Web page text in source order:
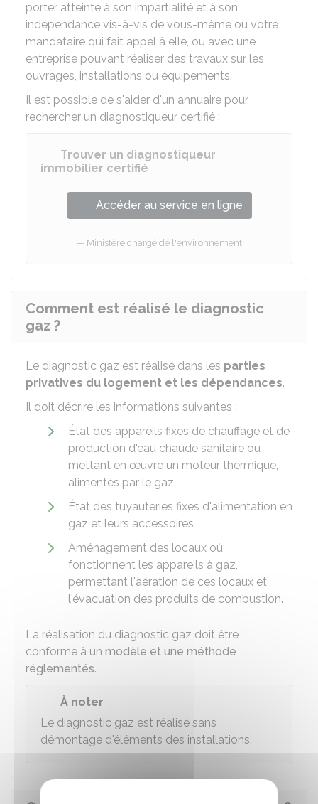
porter atteinte à son impartialité et à son
indépendance vis-à-vis de vous-même ou votre
mandataire qui fait appel à elle, ou avec une
entreprise pouvant réaliser des travaux sur les
ouvrages, installations ou équipements.
Il est possible de s'aider d'un annuaire pour
rechercher un diagnostiqueur certifié :
Trouver un diagnostiqueur
immobilier certifié
Accéder au service en ligne
Ministère chargé de l'environnement
Comment est réalisé le diagnostic
gaz ?
Le diagnostic gaz est réalisé dans les parties
privatives du logement et les dépendances.
Il doit décrire les informations suivantes :
État des appareils fixes de chauffage et de
production d'eau chaude sanitaire ou
mettant en œuvre un moteur thermique,
alimentés par le gaz
État des tuyauteries fixes d'alimentation en
gaz et leurs accessoires
Aménagement des locaux où
fonctionnent les appareils à gaz,
permettant l'aération de ces locaux et
l'évacuation des produits de combustion.
La réalisation du diagnostic gaz doit être
conforme à un modèle et une méthode
réglementés.
À noter
Le diagnostic gaz est réalisé sans
démontage d'éléments des installations.